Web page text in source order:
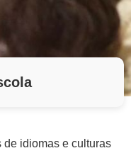
de idiomas e culturas